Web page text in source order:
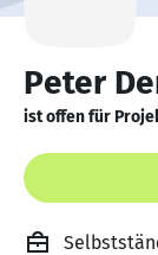
Peter
ist offen für